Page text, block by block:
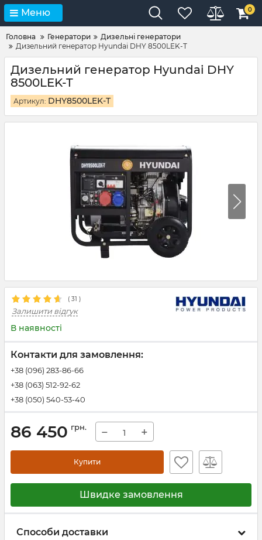
Меню 0
Головна Генератори
Дизельні генератори
Дизельний генератор Hyundai DHY 8500LEK-T
Дизельний генератор Hyundai DHY
8500LEK-T
Артикул: DHY8500LEK-T
( 31 )
Залишити відгук
В наявності
Контакти для замовлення:
+38 (096) 283-86-66
+38 (063) 512-92-62
+38 (050) 540-53-40
86 450 грн. − +
Купити
Швидке замовлення
Способи доставки